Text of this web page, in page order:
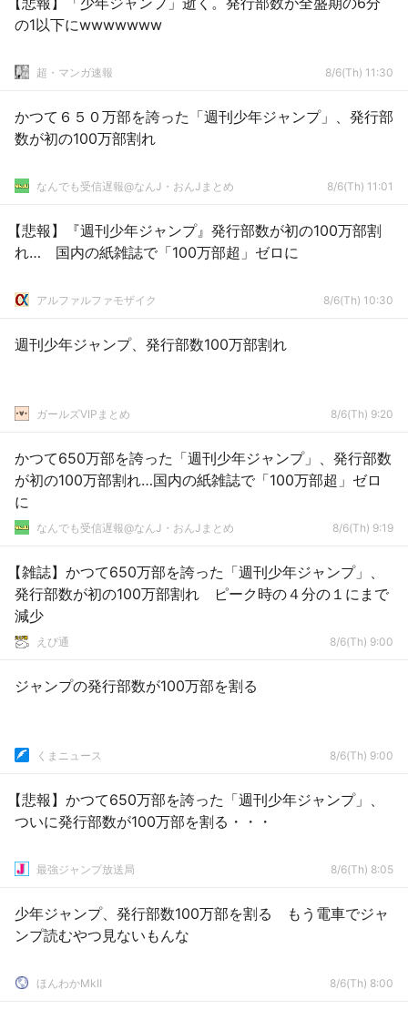
の1以下にwwwwwww
超・マンガ速報 8/6(Th) 11:30
かつて６５０万部を誇った「週刊少年ジャンプ」、発行部
数が初の100万部割れ
なんでも受信遅報@なんJ・おんJまとめ 8/6(Th) 11:01
【悲報】『週刊少年ジャンプ』発行部数が初の100万部割
れ… 国内の紙雑誌で「100万部超」ゼロに
アルファルファモザイク 8/6(Th) 10:30
週刊少年ジャンプ、発行部数100万部割れ
ガールズVIPまとめ 8/6(Th) 9:20
かつて650万部を誇った「週刊少年ジャンプ」、発行部数
が初の100万部割れ…国内の紙雑誌で「100万部超」ゼロ
に
なんでも受信遅報@なんJ・おんJまとめ 8/6(Th) 9:19
【雑誌】かつて650万部を誇った「週刊少年ジャンプ」、
発行部数が初の100万部割れ ピーク時の４分の１にまで
減少
えび通 8/6(Th) 9:00
ジャンプの発行部数が100万部を割る
くまニュース 8/6(Th) 9:00
【悲報】かつて650万部を誇った「週刊少年ジャンプ」、
ついに発行部数が100万部を割る・・・
最強ジャンプ放送局 8/6(Th) 8:05
少年ジャンプ、発行部数100万部を割る もう電車でジャ
ンプ読むやつ見ないもんな
ほんわかMkⅡ 8/6(Th) 8:00